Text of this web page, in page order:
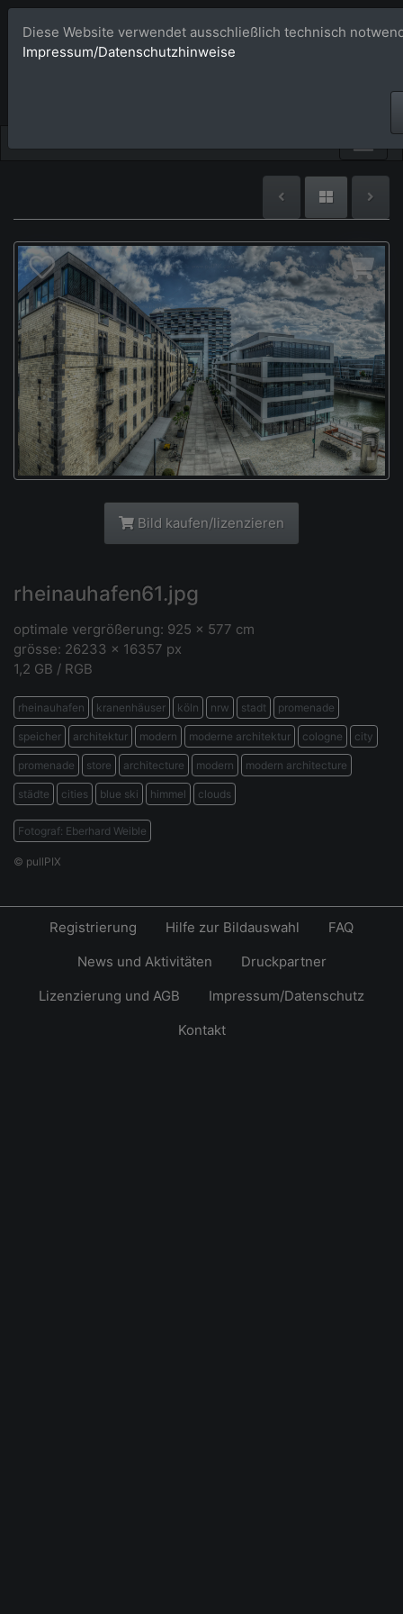
Bildagentur
Bild kaufen/lizenzieren
rheinauhafen61.jpg
optimale vergrößerung: 925 x 577 cm
grösse: 26233 x 16357 px
1,2 GB / RGB
rheinauhafen kranenhäuser köln nrw stadt promenade
speicher architektur modern moderne architektur cologne city
promenade store architecture modern modern architecture
städte cities blue ski himmel clouds
Fotograf: Eberhard Weible
© pullPIX
Diese Website verwendet ausschließlich technisch
Impressum/Datenschutzhinweise
Registrierung Hilfe zur Bildauswahl
FAQ
News und Aktivitäten
Druckpartner
Lizenzierung und AGB
Impressum/Datenschutz
Kontakt